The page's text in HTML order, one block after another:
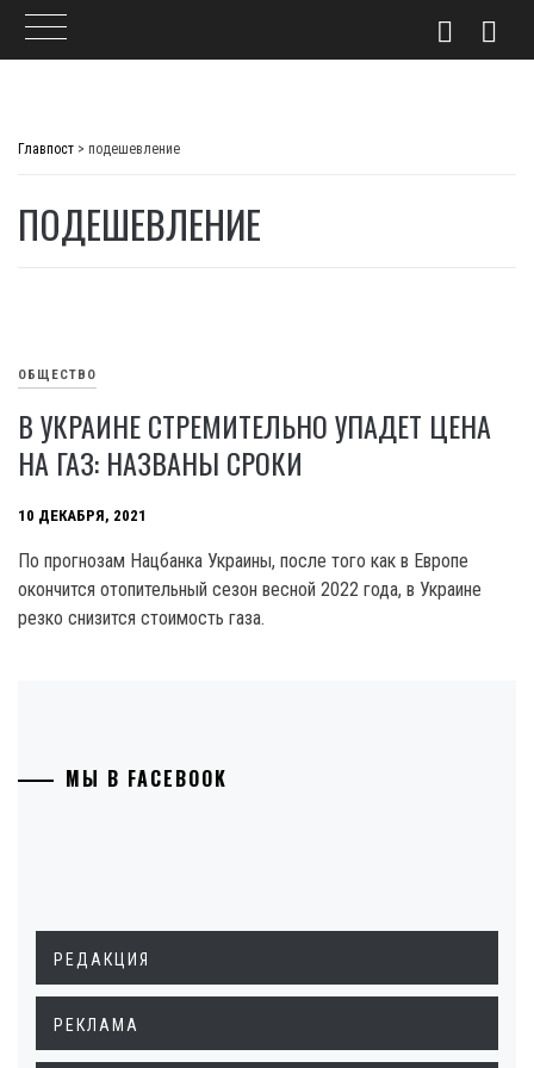
Главпост > подешевление
ПОДЕШЕВЛЕНИЕ
ОБЩЕСТВО
В УКРАИНЕ СТРЕМИТЕЛЬНО УПАДЕТ ЦЕНА
НА ГАЗ: НАЗВАНЫ СРОКИ
10 ДЕКАБРЯ, 2021
По прогнозам Нацбанка Украины, после того как в Европе
окончится отопительный сезон весной 2022 года, в Украине
резко снизится стоимость газа.
МЫ В FACEBOOK
РЕДАКЦИЯ
РЕКЛАМА